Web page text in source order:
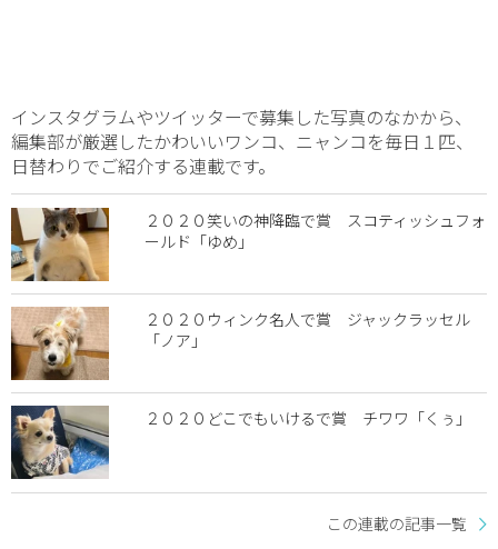
インスタグラムやツイッターで募集した写真のなかから、
編集部が厳選したかわいいワンコ、ニャンコを毎日１匹、
日替わりでご紹介する連載です。
２０２０笑いの神降臨で賞 スコティッシュフォ
ールド「ゆめ」
２０２０ウィンク名人で賞 ジャックラッセル
「ノア」
２０２０どこでもいけるで賞 チワワ「くぅ」
この連載の記事一覧